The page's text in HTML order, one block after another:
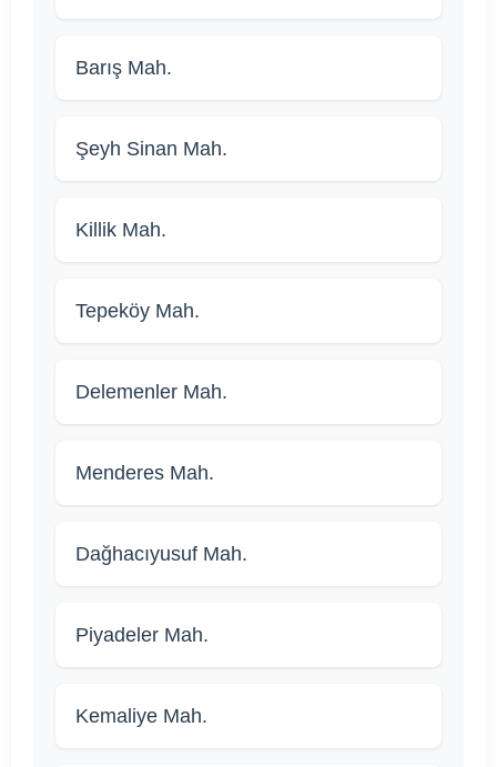
Barış Mah.
Şeyh Sinan Mah.
Killik Mah.
Tepeköy Mah.
Delemenler Mah.
Menderes Mah.
Dağhacıyusuf Mah.
Piyadeler Mah.
Kemaliye Mah.